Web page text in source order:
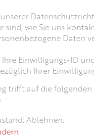
unserer
sind, wie Sie uns
Daten
Ihre Einwilligungs-ID
Ihrer
trifft auf die folgenden
Ablehnen.